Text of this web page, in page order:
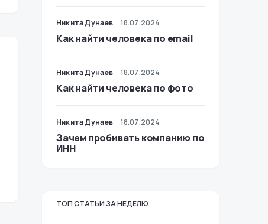
Никита Дунаев 18.07.2024
Как найти человека по email
Никита Дунаев 18.07.2024
Как найти человека по фото
Никита Дунаев 18.07.2024
Зачем пробивать компанию по
ИНН
ТОП СТАТЬИ ЗА НЕДЕЛЮ